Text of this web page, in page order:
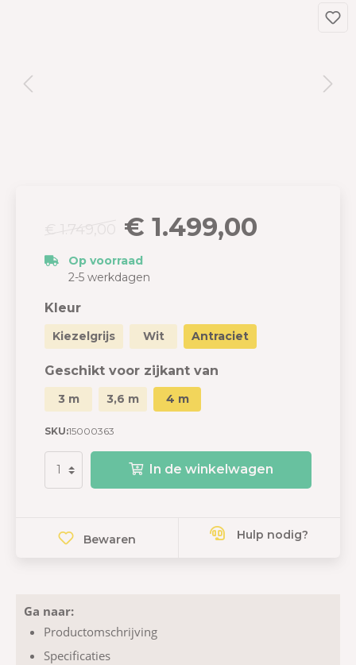
€ 1.499,00
Op voorraad
2-5 werkdagen
Kleur
Kiezelgrijs Wit Antraciet
Geschikt voor zijkant van
3 m 3,6 m 4 m
SKU:15000363
In de winkelwagen
Bewaren Hulp nodig?
Ga naar:
Productomschrijving
Specificaties